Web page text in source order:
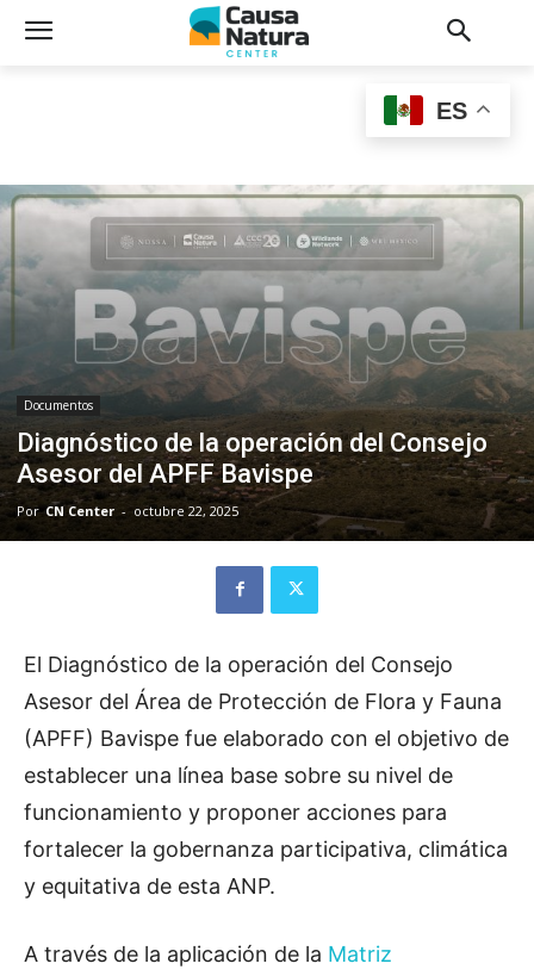
Documentos
Diagnóstico de la operación del Consejo
Asesor del APFF Bavispe
Por CN Center - octubre 22, 2025
El Diagnóstico de la operación del Consejo
Asesor del Área de Protección de Flora y Fauna
(APFF) Bavispe fue elaborado con el objetivo de
establecer una línea base sobre su nivel de
funcionamiento y proponer acciones para
fortalecer la gobernanza participativa, climática
y equitativa de esta ANP.
A través de la aplicación de la Matriz
ES